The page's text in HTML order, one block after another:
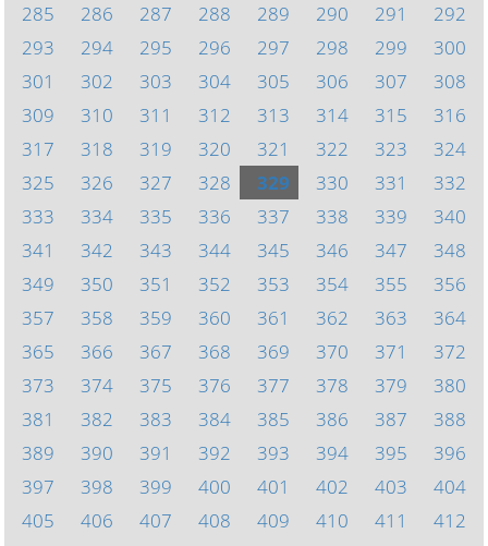
285
286 287 288 289 290 291
292
293
294 295 296 297 298 299
300
301
302 303 304 305 306 307
308
309
310 311 312 313 314 315
316
317
318 319 320 321 322 323
324
325
326 327 328 329 330 331
332
333
334 335 336 337 338 339
340
341
342 343 344 345 346 347
348
349
350 351 352 353 354 355
356
357
358 359 360 361 362 363
364
365
366 367 368 369 370 371
372
373
374 375 376 377 378 379
380
381
382 383 384 385 386 387
388
389
390 391 392 393 394 395
396
397
398 399 400 401 402 403
404
405
406 407 408 409 410 411
412